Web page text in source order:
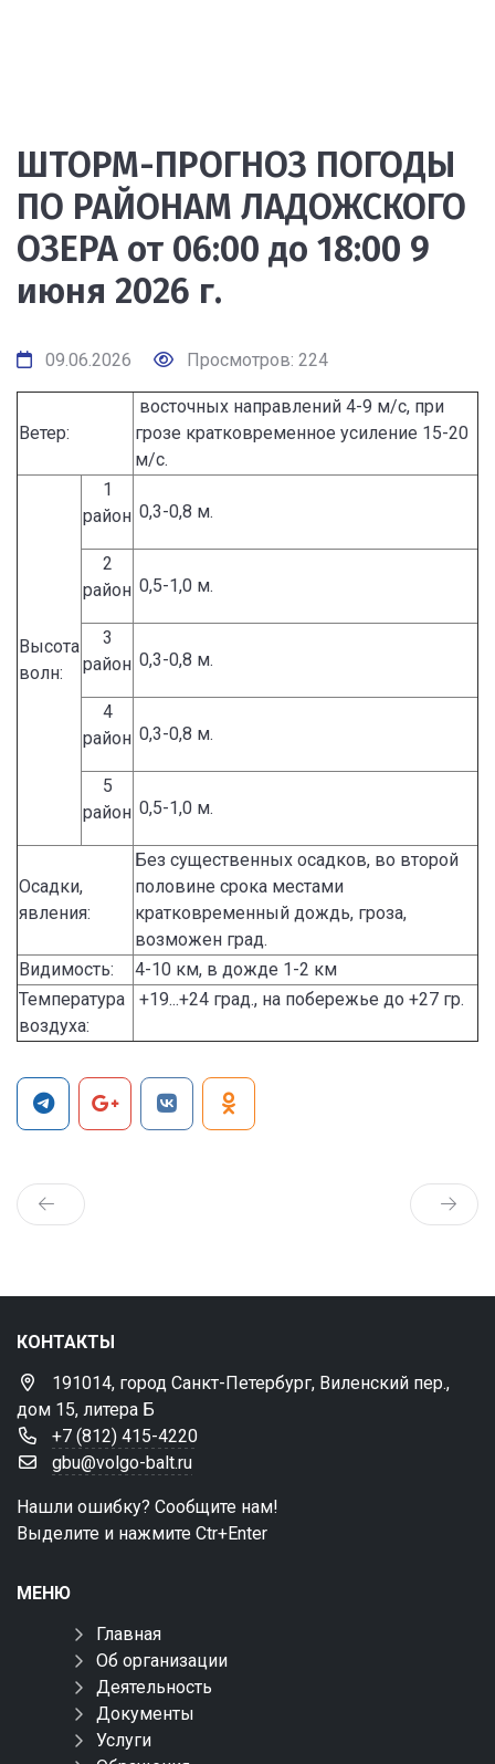
ШТОРМ-ПРОГНОЗ ПОГОДЫ
ПО РАЙОНАМ ЛАДОЖСКОГО
ОЗЕРА от 06:00 до 18:00 9
июня 2026 г.
09.06.2026 Просмотров: 224
Ветер:
восточных направлений 4-9 м/с, при
грозе кратковременное усиление 15-20
м/с.
Высота
волн:
1
район 0,3-0,8 м.
2
район 0,5-1,0 м.
3
район 0,3-0,8 м.
4
район 0,3-0,8 м.
5
район 0,5-1,0 м.
Осадки,
явления:
Без существенных осадков, во второй
половине срока местами
кратковременный дождь, гроза,
возможен град.
Видимость:
4-10 км, в дожде 1-2 км
Температура
воздуха:
+19...+24 град., на побережье до +27 гр.
КОНТАКТЫ
191014, город Санкт-Петербург, Виленский пер.,
дом 15, литера Б
+7 (812) 415-4220
gbu@volgo-balt.ru
Нашли ошибку? Сообщите нам!
Выделите и нажмите Ctr+Enter
МЕНЮ
Главная
Об организации
Деятельность
Документы
Услуги